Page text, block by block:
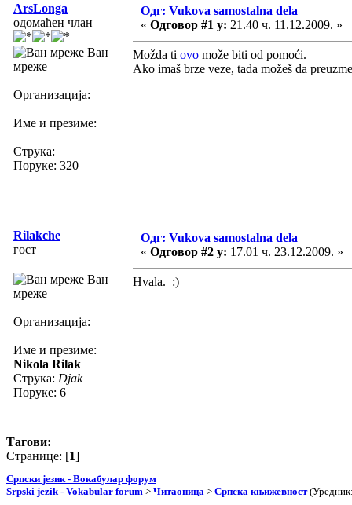
ArsLonga
одомаћен члан
Ван
мреже
Организација:
Име и презиме:
Струка:
Поруке: 320
Одг: Vukova samostalna dela
« Одговор #1 у: 21.40 ч. 11.12.2009. »
Možda ti ovo može biti od pomoći.
Ako imaš brze veze, tada možeš da
Rilakche
гост
Ван
мреже
Организација:
Име и презиме:
Nikola Rilak
Струка: Djak
Поруке: 6
Одг: Vukova samostalna dela
« Одговор #2 у: 17.01 ч. 23.12.2009. »
Hvala. :)
Тагови:
Странице: [1]
Српски језик - Вокабулар форум
Srpski jezik - Vokabular forum > Читаоница > Српска књижевност